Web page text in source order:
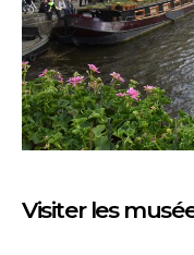
Visiter les